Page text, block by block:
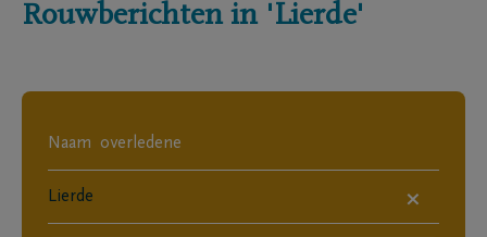
Rouwberichten in 'Lierde'
×